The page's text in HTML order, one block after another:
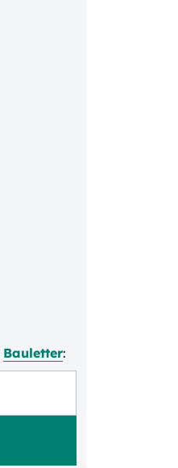
Bauletter: